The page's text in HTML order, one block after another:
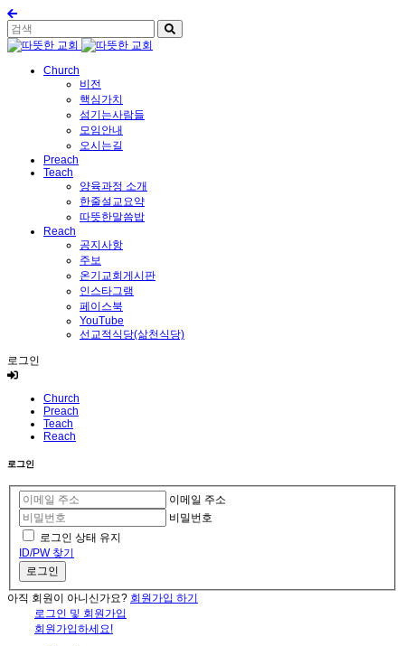
Church
비전
핵심가치
섬기는사람들
모임안내
오시는길
Preach
Teach
양육과정 소개
한줄설교요약
따뜻한말씀밥
Reach
공지사항
주보
온기교회게시판
인스타그램
페이스북
YouTube
선교적식당(삶천식당)
로그인
Church
Preach
Teach
Reach
로그인
이메일 주소
비밀번호
로그인 상태 유지
ID/PW 찾기
로그인
아직 회원이 아니신가요? 회원가입 하기
로그인 및 회원가입
회원가입하세요!